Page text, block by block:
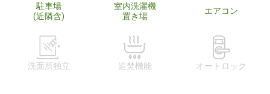
駐車場
(近隣含)
室内洗濯機
置き場
エアコン
洗面所独立 追焚機能 オートロック